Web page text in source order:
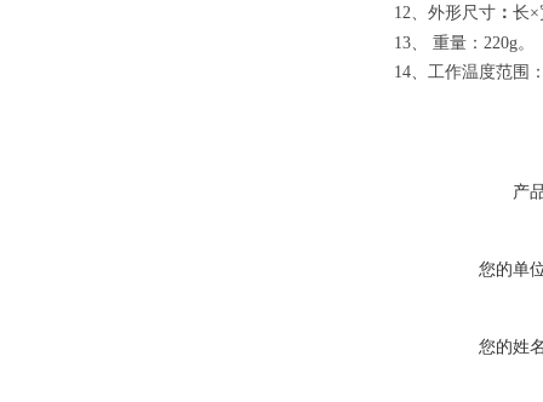
12 、外形尺寸 ： 长×
13
重量： 220g。
14 、工作温度范围
产
您的单
您的姓